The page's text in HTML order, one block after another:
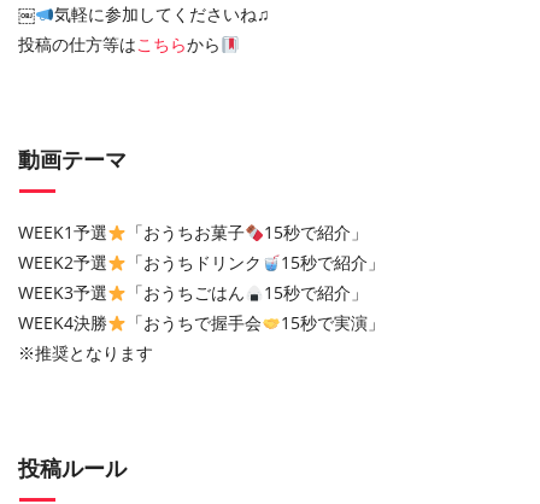
￼
気軽に参加してくださいね♫
投稿の仕方等はこちらから
動画テーマ
WEEK1予選 「おうちお菓子
15秒で紹介」
WEEK2予選
「おうちドリンク
15秒で紹介」
WEEK3予選
「おうちごはん
15秒で紹介」
WEEK4決勝
「おうちで握手会
15秒で実演」
※推奨となります
投稿ルール